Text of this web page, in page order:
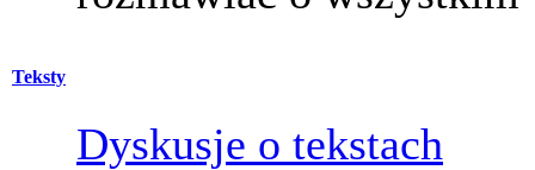
Teksty
Dyskusje o tekstach